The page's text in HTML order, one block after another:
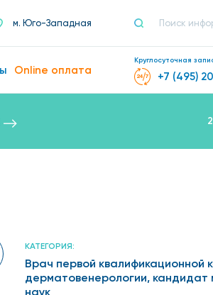
м. Юго-Западная
Online оплата
Круглосуточная
+7 (495)
2
КАТЕГОРИЯ:
Врач первой квалификационной
дерматовенерологии, кандидат
наук